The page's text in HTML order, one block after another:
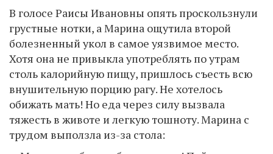
В голосе Раисы Ивановны опять проскользнули
грустные нотки, а Марина ощутила второй
болезненный укол в самое уязвимое место.
Хотя она не привыкла употреблять по утрам
столь калорийную пищу, пришлось съесть всю
внушительную порцию рагу. Не хотелось
обижать мать! Но еда через силу вызвала
тяжесть в животе и легкую тошноту. Марина с
трудом выползла из-за стола: